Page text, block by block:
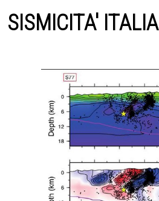
SISMICITA' ITALIA